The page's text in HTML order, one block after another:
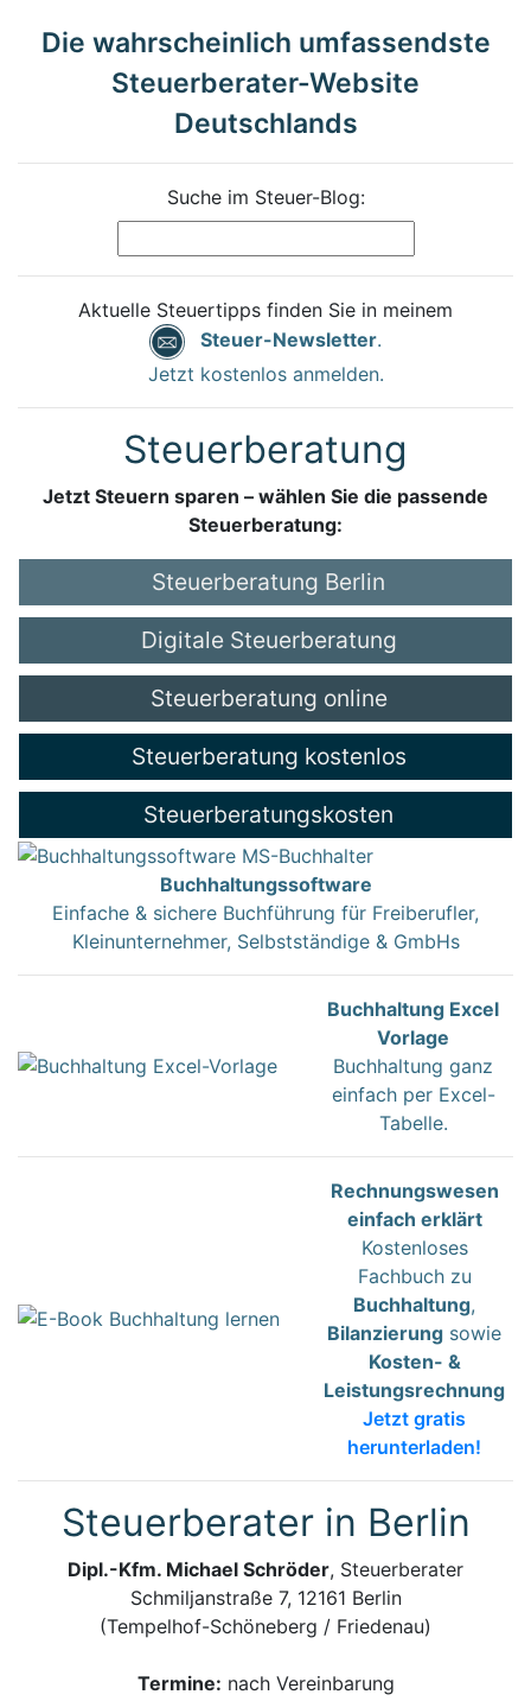
Die wahrscheinlich umfassendste
Steuerberater-Website
Deutschlands
Suche im Steuer-Blog:
Aktuelle Steuertipps finden Sie in meinem
Steuer-Newsletter.
Jetzt kostenlos anmelden.
Steuerberatung
Jetzt Steuern sparen – wählen Sie die passende
Steuerberatung:
Steuerberatung Berlin
Digitale Steuerberatung
Steuerberatung online
Steuerberatung kostenlos
Steuerberatungskosten
Buchhaltungssoftware
Einfache & sichere Buchführung für Freiberufler,
Kleinunternehmer, Selbstständige & GmbHs
Buchhaltung Excel
Vorlage
Buchhaltung ganz
einfach per Excel-
Tabelle.
Rechnungswesen
einfach erklärt
Kostenloses
Fachbuch zu
Buchhaltung,
Bilanzierung sowie
Kosten- &
Leistungsrechnung
Jetzt gratis
herunterladen!
Steuerberater in Berlin
Dipl.-Kfm. Michael Schröder, Steuerberater
Schmiljanstraße 7, 12161 Berlin
(Tempelhof-Schöneberg / Friedenau)
Termine: nach Vereinbarung